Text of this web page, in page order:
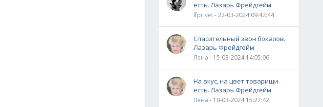
есть. Лазарь Фрейдгейм
lfprivet- 22-03-2024 09:42:44
Спасительный звон бокалов.
Лазарь Фрейдгейм
Лена - 15-03-2024 14:05:06
На вкус, на цвет товарищи
есть. Лазарь Фрейдгейм
Лена - 10-03-2024 15:27:42